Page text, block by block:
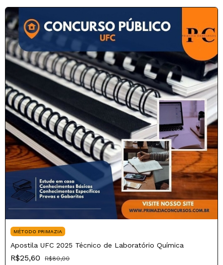
MÉTODO PRIMAZIA
Apostila UFC 2025 Técnico de Laboratório Química
R$25,60
R$80,00